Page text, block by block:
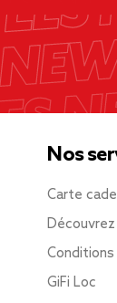
Nos
Carte
Découvrez
Conditions
GiFi Loc